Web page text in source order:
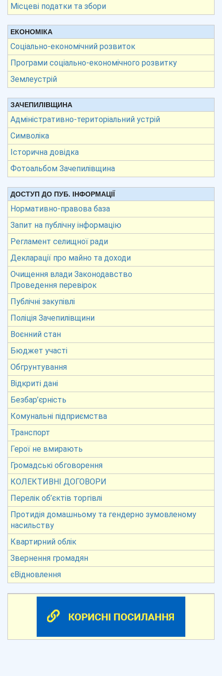
Місцеві податки та збори
ЕКОНОМІКА
Соціально-економічний розвиток
Програми соціально-економічного розвитку
Землеустрій
ЗАЧЕПИЛІВЩИНА
Адміністративно-територіальний устрій
Символіка
Історична довідка
Фотоальбом Зачепилівщина
ДОСТУП ДО ПУБ. ІНФОРМАЦІЇ
Нормативно-правова база
Запит на публічну інформацію
Регламент селищної ради
Декларації про майно та доходи
Очищення влади Законодавство
Проведення перевірок
Публічні закупівлі
Поліція Зачепилівщини
Воєнний стан
Бюджет участі
Обгрунтування
Відкриті дані
Безбар’єрність
Комунальні підприємства
Транспорт
Герої не вмирають
Громадські обговорення
КОЛЕКТИВНІ ДОГОВОРИ
Перелік об’єктів торгівлі
Протидія домашньому та гендерно зумовленому
насильству
Квартирний облік
Звернення громадян
єВідновлення